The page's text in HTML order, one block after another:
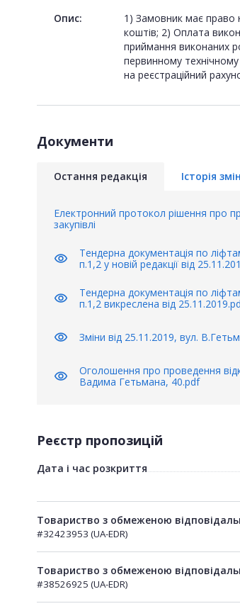
Опис:
1) Замовник має право
коштів; 2) Оплата
приймання виконаних
первинному технічному
на реєстраційний
Документи
Остання редакція Історія змін
Електронний протокол рішення про
закупівлі
visibility
Тендерна документацiя по
п.1,2 у новій редакції від
visibility
Тендерна документацiя по
п.1,2 викреслена від
visibility Зміни від 25.11.2019, вул.
visibility
Оголошення про проведення
Вадима Гетьмана, 40.pdf
Реєстр пропозицій
Дата і час розкриття
Товариство з обмеженою
#32423953 (UA-EDR)
Товариство з обмеженою
#38526925 (UA-EDR)